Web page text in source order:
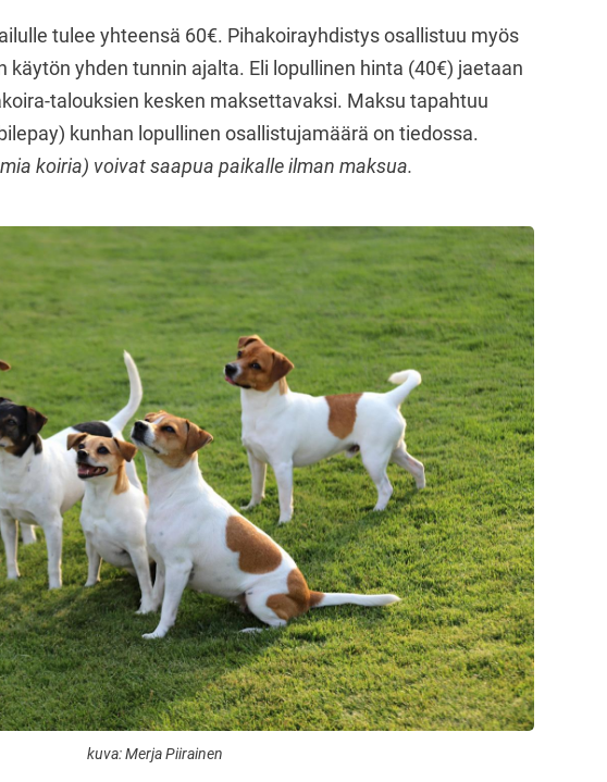
tulee yhteensä 60€. Pihakoirayhdistys osallistuu myös
käytön yhden tunnin ajalta. Eli lopullinen hinta (40€) jaetaan
talouksien kesken maksettavaksi. Maksu tapahtuu
kunhan lopullinen osallistujamäärä on tiedossa.
koiria) voivat saapua paikalle ilman maksua.
kuva: Merja Piirainen